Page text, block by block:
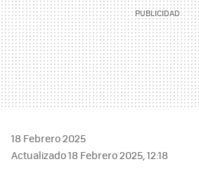
18 Febrero 2025
Actualizado 18 Febrero 2025, 12:18